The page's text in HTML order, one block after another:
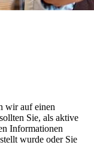
wir auf einen
Sie, als aktive
Informationen
wurde oder Sie